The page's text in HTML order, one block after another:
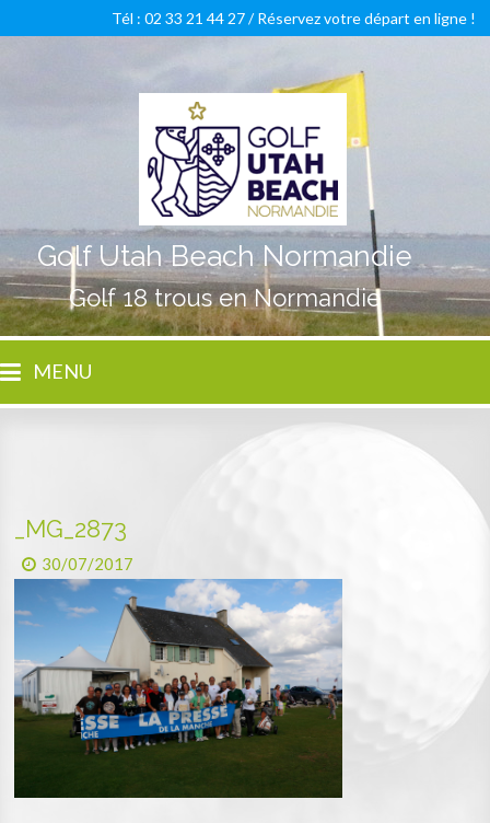
Golf Utah Beach Normandie
Golf 18 trous en Normandie
Tél : 02 33 21 44 27 /Réservez votre départ en ligne !
MENU
_MG_2873
30/07/2017